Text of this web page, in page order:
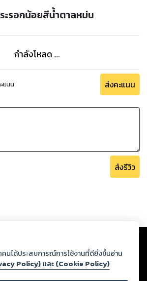
รอกน้อยสีน้ำตาลหม่น
กำลังโหลด ...
แนน ส่งคะแนน
ส่งรีวิว
หลดผ่านเว็บไซต์และปรากฏว่าละเมิดสิทธิใน
ลอื่นหรือขัดต่อกฎหมายและศีลธรรม ดังนั้น ผู้อ่าน
นการกลั่นกรองด้วยตนเอง และหากท่านพบว่าส่วน
ะศีลธรรม กรุณาแจ้งมายังบริษัท เพื่อทีมงานจะได้
คนได้ประสบการณ์การใช้งานที่ดียิ่งขึ้นอ่าน
Policy) และ (Cookie Policy)